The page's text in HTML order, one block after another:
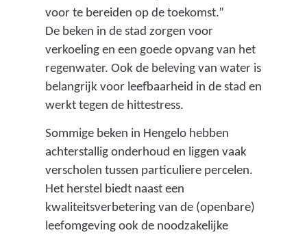
e
m
e
voor te bereiden op de toekomst.”
De beken in de stad zorgen voor
verkoeling en een goede opvang van het
regenwater. Ook de beleving van water is
belangrijk voor leefbaarheid in de stad en
werkt tegen de hittestress.
Sommige beken in Hengelo hebben
achterstallig onderhoud en liggen vaak
verscholen tussen particuliere percelen.
Het herstel biedt naast een
kwaliteitsverbetering van de (openbare)
leefomgeving ook de noodzakelijke